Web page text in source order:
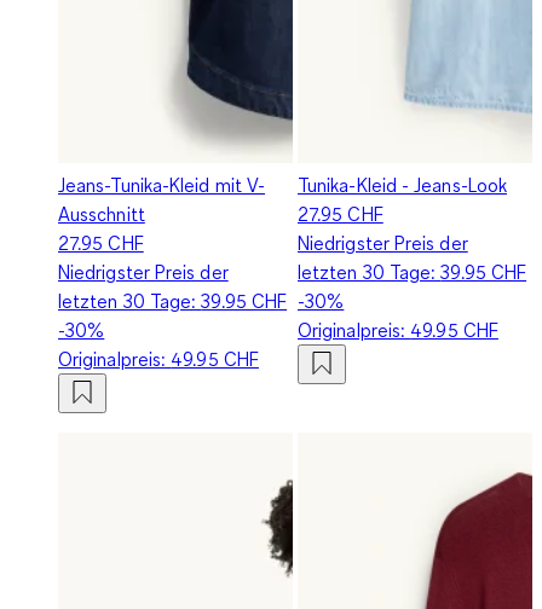
Jeans-Tunika-Kleid mit V-
Ausschnitt
27.95 CHF
Niedrigster Preis der
letzten 30 Tage:39.95 CHF
-30%
Originalpreis: 49.95 CHF
Tunika-Kleid - Jeans-Look
27.95 CHF
Niedrigster Preis der
letzten 30 Tage:39.95 CHF
-30%
Originalpreis: 49.95 CHF